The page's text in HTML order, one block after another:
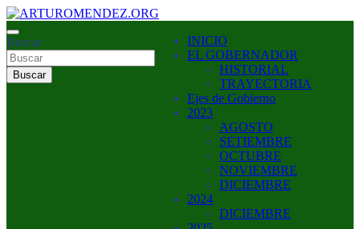
Saltar
al
contenido
ARTUROMENDEZ.ORG
ARTURO MENDEZ GOBERNADOR 2023
Buscar
Buscar
INICIO
EL GOBERNADOR
HISTORIAL
TRAYECTORIA
Ejes de Gobierno
2023
AGOSTO
SETIEMBRE
OCTUBRE
NOVIEMBRE
DICIEMBRE
2024
DICIEMBRE